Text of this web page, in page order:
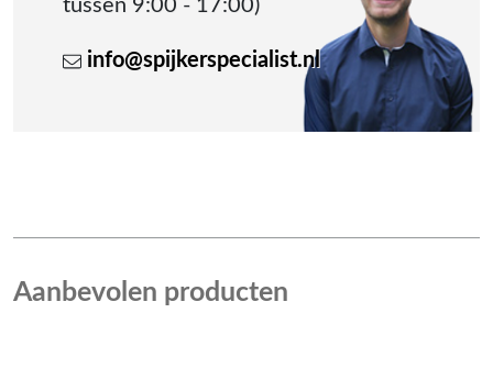
tussen 9:00 - 17:00)
info@spijkerspecialist.nl
Aanbevolen producten